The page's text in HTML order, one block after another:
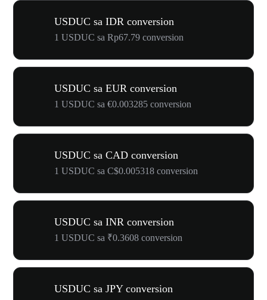
USDUC sa IDR conversion
1 USDUC sa Rp67.79 conversion
USDUC sa EUR conversion
1 USDUC sa €0.003285 conversion
USDUC sa CAD conversion
1 USDUC sa C$0.005318 conversion
USDUC sa INR conversion
1 USDUC sa ₹0.3608 conversion
USDUC sa JPY conversion